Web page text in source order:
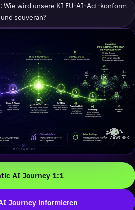
Wie wird unsere KI EU-AI-Act-konform
und souverän?
– Von
AI Journey 1:1
Journey informieren